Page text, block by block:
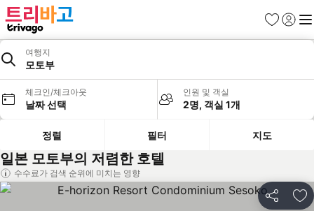
즐겨찾기
로그인
메
여행지
모토부
체크인/체크아웃
날짜 선택
인원 및 객실
2명, 객실 1개
정렬 필터 지도
일본 모토부의 저렴한 호텔
수수료가 검색 순위에 미치는 영향
공유 즐